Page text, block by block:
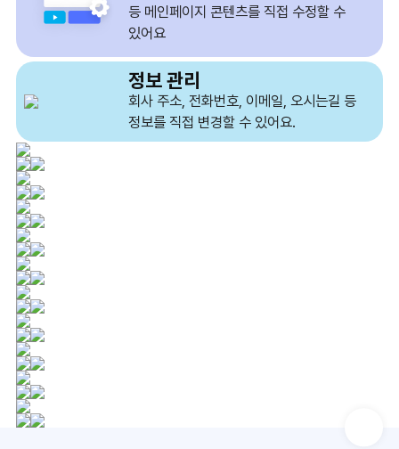
등 메인페이지 콘텐츠를직접 수정할 수
있어요
정보 관리
회사 주소, 전화번호, 이메일, 오시는길 등
정보를 직접 변경할수 있어요.